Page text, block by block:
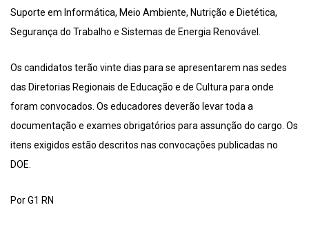
Suporte em Informática, Meio Ambiente, Nutrição e Dietética,
Segurança do Trabalho e Sistemas de Energia Renovável.
Os candidatos terão vinte dias para se apresentarem nas sedes
das Diretorias Regionais de Educação e de Cultura para onde
foram convocados. Os educadores deverão levar toda a
documentação e exames obrigatórios para assunção do cargo. Os
itens exigidos estão descritos nas convocações publicadas no
DOE.
Por G1 RN